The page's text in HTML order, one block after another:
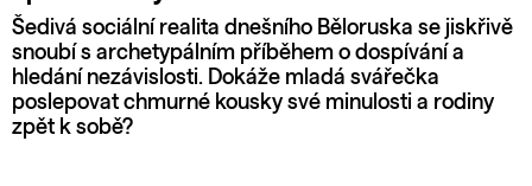
Šedivá sociální realita dnešního Běloruska se jiskřivě
snoubí s archetypálním příběhem o dospívání a
hledání nezávislosti. Dokáže mladá svářečka
poslepovat chmurné kousky své minulosti a rodiny
zpět k sobě?